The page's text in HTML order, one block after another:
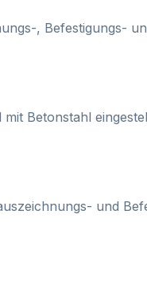
, Befestigungs-
Betonstahl
und